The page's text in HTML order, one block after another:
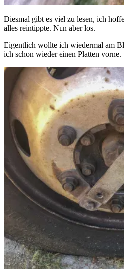
Diesmal gibt es viel zu lesen, ich
alles reintippte. Nun aber los.
Eigentlich wollte ich wiedermal am
ich schon wieder einen Platten vorne.